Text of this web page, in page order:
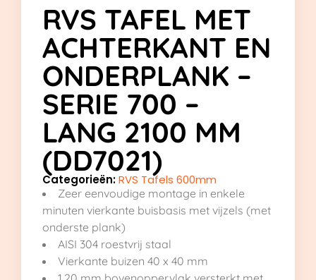
RVS TAFEL MET
ACHTERKANT EN
ONDERPLANK –
SERIE 700 –
LANG 2100 MM
(DD7021)
Categorieën:RVS Tafels 600mm
Zeer eenvoudige montage in enkele
minuten vierkante buisbasis met vijzels (met
onderste plank)
AISI 304 roestvrij staal
Vierkante buizen 40 x 40 mm